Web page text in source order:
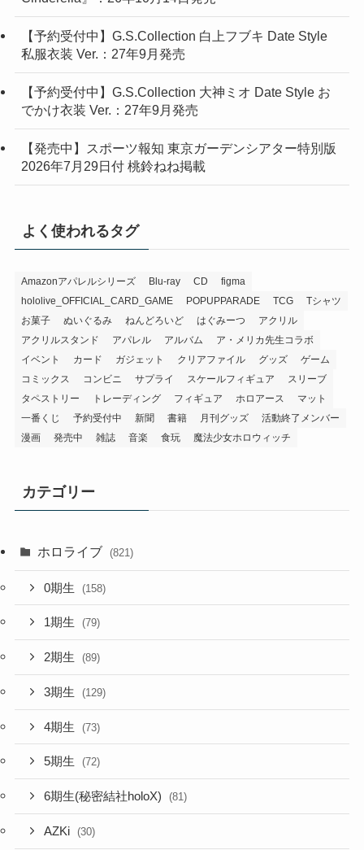
【予約受付中】G.S.Collection 白上フブキ Date Style
私服衣装 Ver.：27年9月発売
【予約受付中】G.S.Collection 大神ミオ Date Style お
でかけ衣装 Ver.：27年9月発売
【発売中】スポーツ報知 東京ガーデンシアター特別版
2026年7月29日付 桃鈴ねね掲載
よく使われるタグ
Amazonアパレルシリーズ Blu-ray CD
figma
hololive_OFFICIAL_CARD_GAME
POPUPPARADE TCG
Tシャツ
お菓子
ぬいぐるみ ねんどろいど はぐみーつ
アクリル
アクリルスタンド
アパレル アルバム
ア・メリカ先生コラボ
イベント
カード ガジェット クリアファイル グッズ
ゲーム
コミックス
コンビニ サプライ スケールフィギュア
スリーブ
タペストリー
トレーディング フィギュア ホロアース
マット
一番くじ
予約受付中 新聞 書籍 月刊グッズ
活動終了メンバー
漫画
発売中 雑誌 音楽 食玩 魔法少女ホロウィッチ
カテゴリー
ホロライブ (821)
0期生 (158)
1期生 (79)
2期生 (89)
3期生 (129)
4期生 (73)
5期生 (72)
6期生(秘密結社holoX) (81)
AZKi (30)